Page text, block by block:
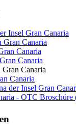
Insel Gran Canaria
Canaria
Canaria
Canaria
Canaria
Canaria
der Insel Gran
- OTC Broschüre